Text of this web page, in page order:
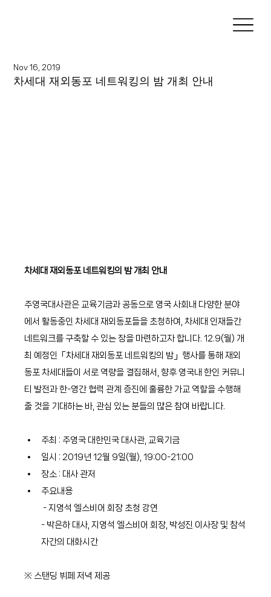
차세대 재외동포 네트워킹의 밤 개최 안내
Nov 16, 2019
차세대 재외동포 네트워킹의 밤 개최 안내
주영국대사관은 교육기금과 공동으로 영국 사회내 다양한 분야
에서 활동중인 차세대 재외동포들을 초청하여, 차세대 인재들간
네트워크를 구축할 수 있는 장을 마련하고자 합니다. 12.9(월) 개
최 예정인「차세대 재외동포 네트워킹의 밤」행사를 통해 재외
동포 차세대들이 서로 역량을 결집해서, 향후 영국내 한인 커뮤니
티 발전과 한-영간 협력 관계 증진에 훌륭한 가교 역할을 수행해
줄 것을 기대하는 바, 관심 있는 분들의 많은 참여 바랍니다.
주최 : 주영국 대한민국 대사관, 교육기금
일시 : 2019년 12월 9일(월), 19:00-21:00
장소 : 대사 관저
주요내용
- 지영석 엘스비어 회장 초청 강연
- 박은하 대사, 지영석 엘스비어 회장, 박성진 이사장 및 참석
자간의 대화시간
※ 스탠딩 뷔페 저녁 제공